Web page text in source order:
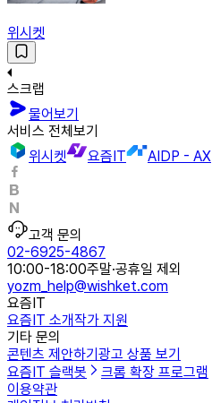
위시켓
스크랩
물어보기
서비스 전체보기
위시켓
요즘IT AIDP - AX
고객 문의
02-6925-4867
10:00-18:00주말·공휴일 제외
yozm_help@wishket.com
요즘IT
요즘IT 소개작가 지원
기타 문의
콘텐츠 제안하기 광고 상품 보기
요즘IT 슬랙봇
크롬 확장 프로그램
이용약관